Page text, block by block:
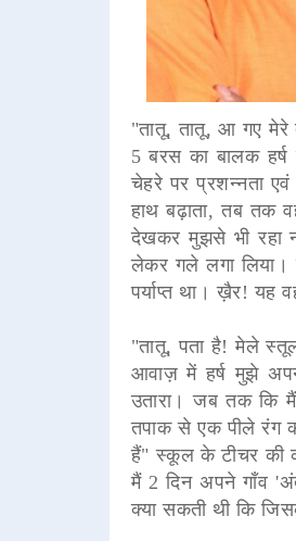
"तातू, तातू, आ गए मेरे
5 बरस का बालक
चेहरे पर प्रशन्नता
हाथ बढ़ाता, तब तक
देखकर मुझसे भी रहा
लेकर गले लगा
पर्याप्त था। ख़ैर! यह
"तातू, पता है! मेले
आवाज़ में हर्ष मुझे
उतारा। जब तक कि
तपाक से एक पीले रंग
हैं" स्कूल के टीचर की
मैं 2 दिन अपने गाँव
क्या सकती थी कि